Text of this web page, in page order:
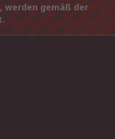
werden gemäß der